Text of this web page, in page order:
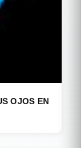
OJOS EN